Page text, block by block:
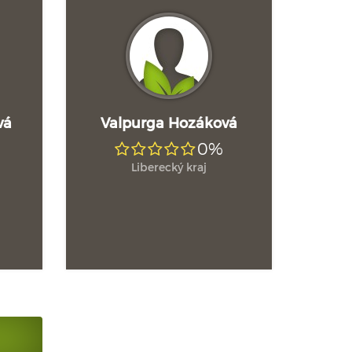
Valpurga Hozáková
0%
Liberecký kraj